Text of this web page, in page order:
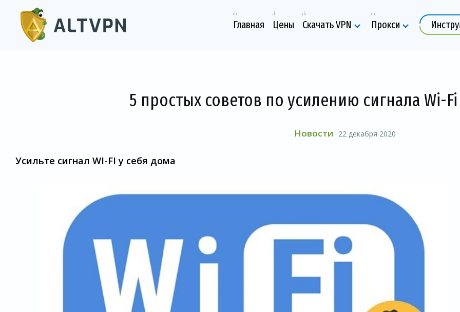
Главная Цены Скачать VPN Прокси
5 простых советов по усилению сигнала Wi-
Новости 22 декабря 2020
Усильте сигнал WI-FI у себя дома